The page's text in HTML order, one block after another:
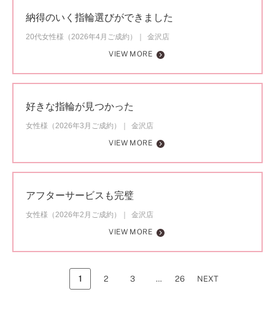
納得のいく指輪選びができました
20代女性様（2026年4月ご成約）
金沢店
VIEW MORE
好きな指輪が見つかった
女性様（2026年3月ご成約）
金沢店
VIEW MORE
アフターサービスも完璧
女性様（2026年2月ご成約）
金沢店
VIEW MORE
1 2 3 … 26 NEXT